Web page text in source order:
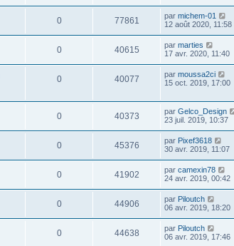
0 77861 par michem-01
12 août 2020, 11:58
0 40615 par marties
17 avr. 2020, 11:40
0 40077 par moussa2ci
15 oct. 2019, 17:00
0 40373 par Gelco_Design
23 juil. 2019, 10:37
0 45376 par Pixef3618
30 avr. 2019, 11:07
0 41902 par camexin78
24 avr. 2019, 00:42
0 44906 par Piloutch
06 avr. 2019, 18:20
0 44638 par Piloutch
06 avr. 2019, 17:46